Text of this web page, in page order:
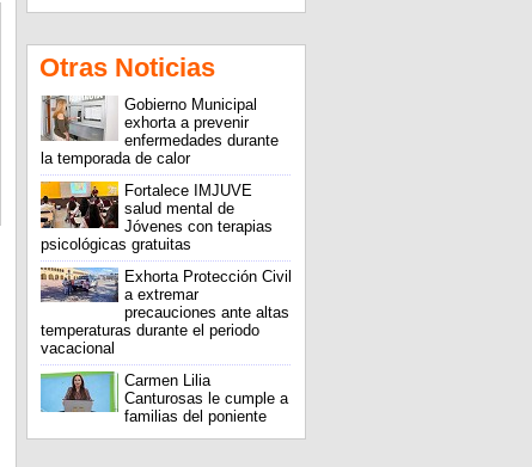
Otras Noticias
Gobierno Municipal
exhorta a prevenir
enfermedades durante
la temporada de calor
Fortalece IMJUVE
salud mental de
Jóvenes con terapias
psicológicas gratuitas
Exhorta Protección Civil
a extremar
precauciones ante altas
temperaturas durante el periodo
vacacional
Carmen Lilia
Canturosas le cumple a
familias del poniente